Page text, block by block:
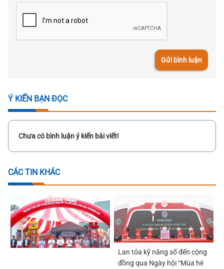
Gửi bình luận
Ý KIẾN BẠN ĐỌC
Chưa có bình luận ý kiến bài viết!
CÁC TIN KHÁC
Lan tỏa kỹ năng số đến cộng
đồng qua Ngày hội “Mùa hè